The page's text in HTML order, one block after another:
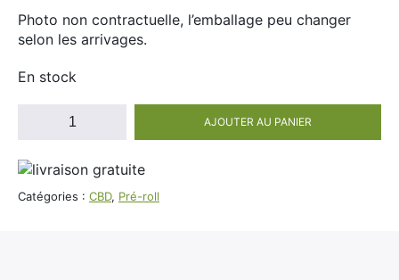
Photo non contractuelle, l’emballage peu changer
selon les arrivages.
En stock
quantité
roll
Barong
AJOUTER AU PANIER
Catégories : CBD, Pré-roll
50ml
Booster E-Liquide